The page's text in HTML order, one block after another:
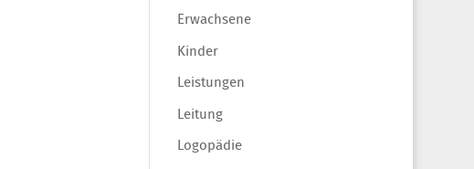
Erwachsene
Kinder
Leistungen
Leitung
Logopädie